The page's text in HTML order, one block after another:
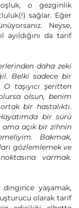
o gezginlik
sağlar. Eğer
Neyse,
ayıldığını da tarif
daha zeki
Belki sadece bir
taşıyıcı şeritten
olsun, benim
bir hastalıktı.
bir sürü
açık bir zihnin
Bakmak,
gözlemlemek ve
varmak.
yaşamak,
olarak tarif